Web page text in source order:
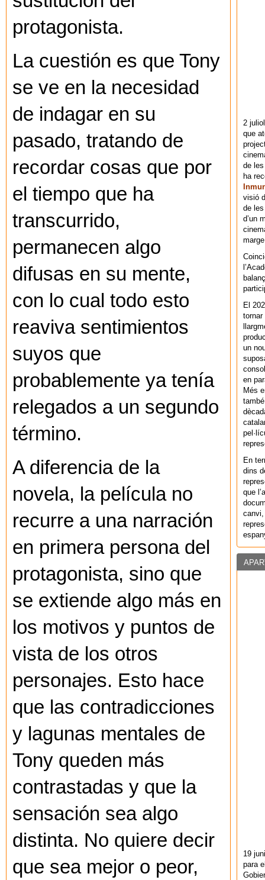
protagonista.
La cuestión es que Tony
se ve en la necesidad
de indagar en su
pasado, tratando de
recordar cosas que por
el tiempo que ha
transcurrido,
permanecen algo
difusas en su mente,
con lo cual todo esto
reaviva sentimientos
suyos que
probablemente ya tenía
relegados a un segundo
término.
A diferencia de la
novela, la película no
recurre a una narración
en primera persona del
protagonista, sino que
se extiende algo más en
los motivos y puntos de
vista de los otros
personajes. Esto hace
que las contradicciones
y lagunas mentales de
Tony queden más
contrastadas y que la
sensación sea algo
distinta. No quiere decir
que sea mejor o peor,
2
que
de
ha
visió
de
d’un
El
un
en
Més
En
dins
que
canvi,
19
para